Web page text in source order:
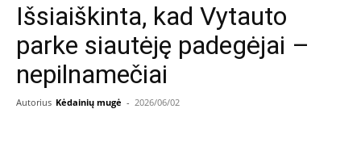
Išsiaiškinta, kad Vytauto
parke siautėję padegėjai –
nepilnamečiai
Autorius Kėdainių mugė - 2026/06/02